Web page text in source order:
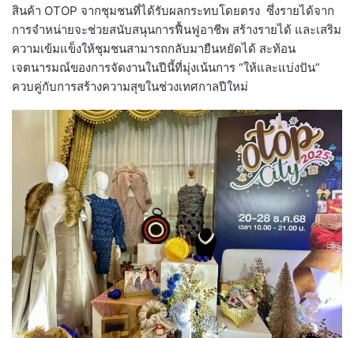
สินค้า OTOP จากชุมชนที่ได้รับผลกระทบโดยตรง ซึ่งรายได้จาก
การจำหน่ายจะช่วยสนับสนุนการฟื้นฟูอาชีพ สร้างรายได้ และเสริม
ความเข้มแข็งให้ชุมชนสามารถกลับมายืนหยัดได้ สะท้อน
เจตนารมณ์ของการจัดงานในปีนี้ที่มุ่งเน้นการ “ให้และแบ่งปัน”
ควบคู่กับการสร้างความสุขในช่วงเทศกาลปีใหม่